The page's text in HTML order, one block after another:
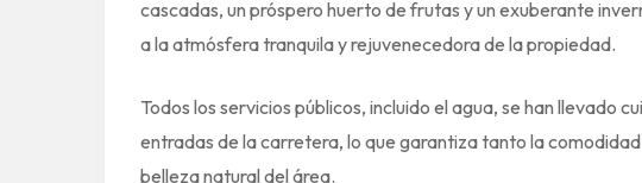
cascadas, un próspero huerto de frutas y un exuberante
a la atmósfera tranquila y rejuvenecedora de la propiedad.
Todos los servicios públicos, incluido el agua, se han llevado
entradas de la carretera, lo que garantiza tanto la
belleza natural del área.